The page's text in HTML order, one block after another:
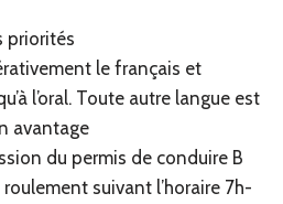
priorités
le français et
l’oral. Toute autre langue est
avantage
du permis de conduire B
suivant l’horaire 7h-